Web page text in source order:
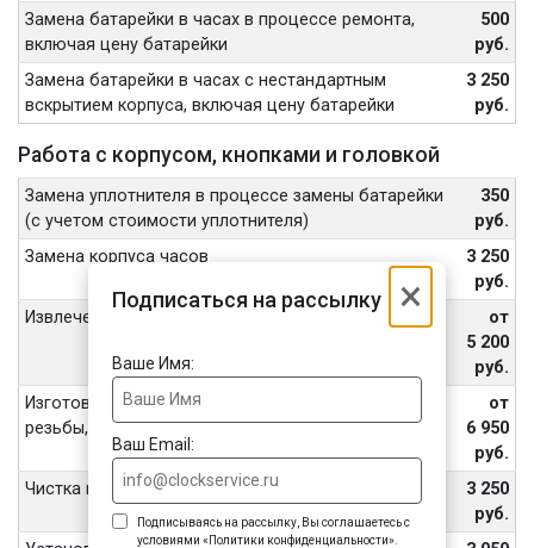
×
Подписаться на рассылку
Ваше Имя:
Ваш Email:
Подписываясь на рассылку, Вы соглашаетесь с
условиями «Политики конфиденциальности».
Замена батарейки в часах в процессе ремонта,
включая цену батарейки
500
руб.
Замена батарейки в часах с нестандартным
вскрытием корпуса, включая цену батарейки
3 250
руб.
Работа с корпусом, кнопками и головкой
Замена уплотнителя в процессе замены батарейки
(с учетом стоимости уплотнителя)
350
руб.
Замена корпуса часов
3 250
руб.
Извлечение обломанных винтов, шпилек
от
5 200
руб.
Изготовление винтов, футора, восстановление
резьбы, внутренних частей переводной головы
от
6 950
руб.
Чистка корпуса часов ультразвуком
3 250
руб.